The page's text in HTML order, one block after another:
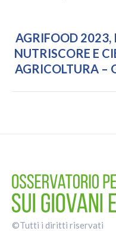
AGRIFOOD 2023,
NUTRISCORE E
AGRICOLTURA –
©Tutti i diritti riservati